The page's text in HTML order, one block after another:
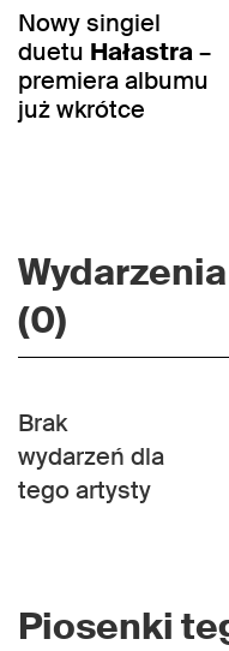
Nowy singiel
duetu Hałastra–
premiera albumu
już wkrótce
(0)
Brak
wydarzeń dla
tego artysty
Piosenki